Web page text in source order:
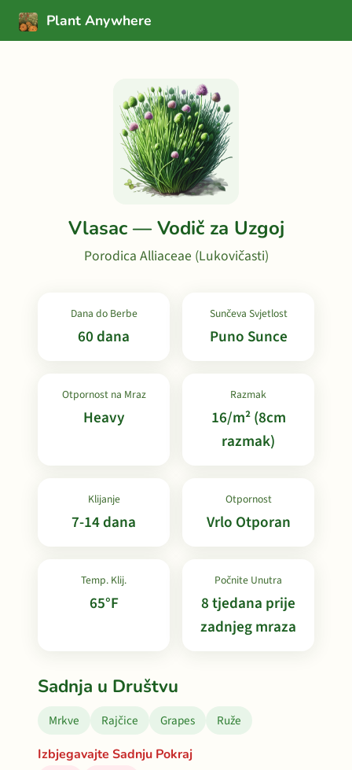
Plant Anywhere
Vlasac — Vodič za Uzgoj
Porodica Alliaceae (Lukovičasti)
Dana do Berbe
60 dana
Sunčeva Svjetlost
Puno Sunce
Otpornost na Mraz
Heavy
Razmak
16/m² (8cm
razmak)
Klijanje
7-14 dana
Otpornost
Vrlo Otporan
Temp. Klij.
65°F
Počnite Unutra
8 tjedana prije
zadnjeg mraza
Sadnja u Društvu
Mrkve Rajčice Grapes
Ruže
Izbjegavajte Sadnju Pokraj